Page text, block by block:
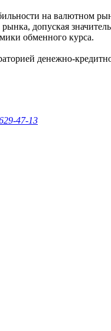
на валютном
допуская
обменного курса.
денежно-
47-13